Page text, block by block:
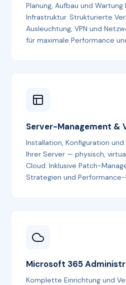
Planung, Aufbau und
Infrastruktur. Strukturierte
Ausleuchtung, VPN und
für maximale Performance
Server-Management &
Installation, Konfiguration
Ihrer Server — physisch,
Cloud. Inklusive Patch-
Strategien und Performance-
Microsoft 365
Komplette Einrichtung und